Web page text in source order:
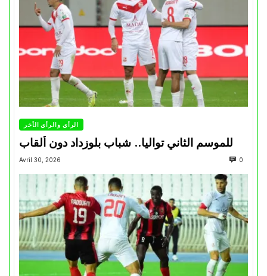
الرأي والرأي الأخر
للموسم الثاني تواليا.. شباب بلوزداد دون ألقاب
Avril 30, 2026 0